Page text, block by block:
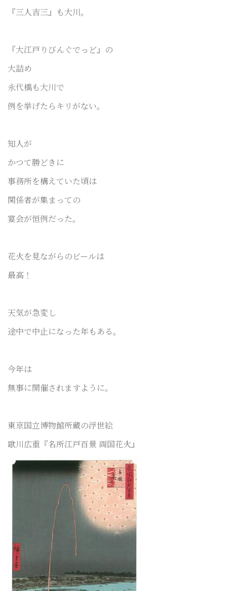
『三人吉三』も大川。
『大江戸りびんぐでっど』の
大詰め
永代橋も大川で
例を挙げたらキリがない。
知人が
かつて勝どきに
事務所を構えていた頃は
関係者が集まっての
宴会が恒例だった。
花火を見ながら のビールは
最高！
天気が急変し
途中で中止になった年もある。
今年は
無事に開催されますように。
東京国立博物館所蔵の浮世絵
歌川広重『名所江戸百景 両国花火』